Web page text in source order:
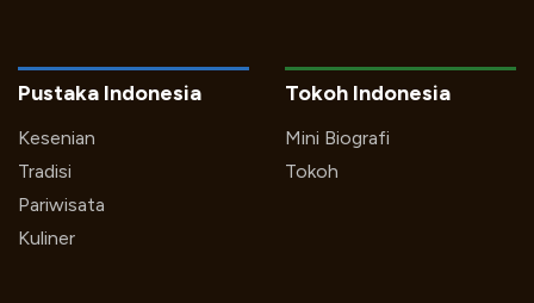
Pustaka Indonesia
Kesenian
Tradisi
Pariwisata
Kuliner
Tokoh Indonesia
Mini Biografi
Tokoh